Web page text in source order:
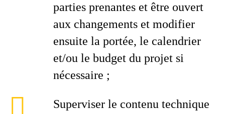
parties prenantes et être ouvert
aux changements et modifier
ensuite la portée, le calendrier
et/ou le budget du projet si
nécessaire ;
Superviser le contenu technique